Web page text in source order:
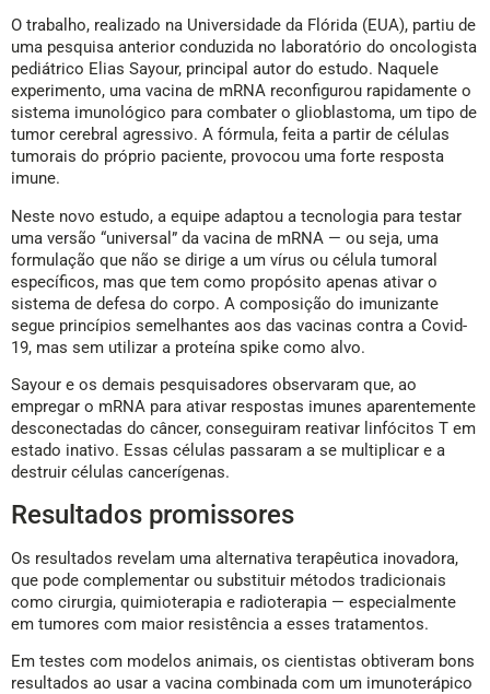
O trabalho, realizado na Universidade da Flórida (EUA), partiu de
uma pesquisa anterior conduzida no laboratório do oncologista
pediátrico Elias Sayour, principal autor do estudo. Naquele
experimento, uma vacina de mRNA reconfigurou rapidamente o
sistema imunológico para combater o glioblastoma, um tipo de
tumor cerebral agressivo. A fórmula, feita a partir de células
tumorais do próprio paciente, provocou uma forte resposta
imune.
Neste novo estudo, a equipe adaptou a tecnologia para testar
uma versão “universal” da vacina de mRNA — ou seja, uma
formulação que não se dirige a um vírus ou célula tumoral
específicos, mas que tem como propósito apenas ativar o
sistema de defesa do corpo. A composição do imunizante
segue princípios semelhantes aos das vacinas contra a Covid-
19, mas sem utilizar a proteína spike como alvo.
Sayour e os demais pesquisadores observaram que, ao
empregar o mRNA para ativar respostas imunes aparentemente
desconectadas do câncer, conseguiram reativar linfócitos T em
estado inativo. Essas células passaram a se multiplicar e a
destruir células cancerígenas.
Resultados promissores
Os resultados revelam uma alternativa terapêutica inovadora,
que pode complementar ou substituir métodos tradicionais
como cirurgia, quimioterapia e radioterapia — especialmente
em tumores com maior resistência a esses tratamentos.
Em testes com modelos animais, os cientistas obtiveram bons
resultados ao usar a vacina combinada com um imunoterápico